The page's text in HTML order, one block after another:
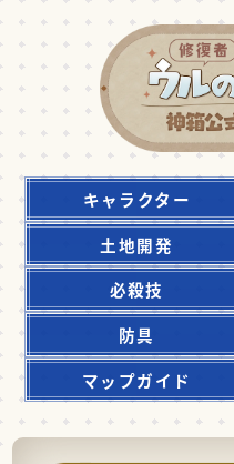
キャラクター
土地開発
必殺技
防具
マップガイド